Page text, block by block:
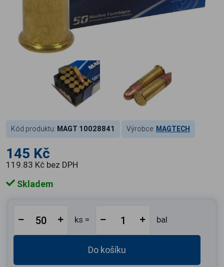
Kód produktu: MAGT 10028841 Výrobce: MAGTECH
145 Kč
119.83 Kč bez DPH
Skladem
ks = bal
Do košíku